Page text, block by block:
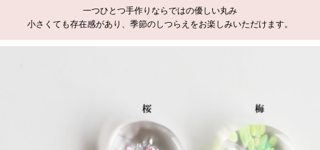
一つひとつ手作りならではの優しい丸み
小さくても存在感があり、季節のしつらえをお楽しみいただけます。